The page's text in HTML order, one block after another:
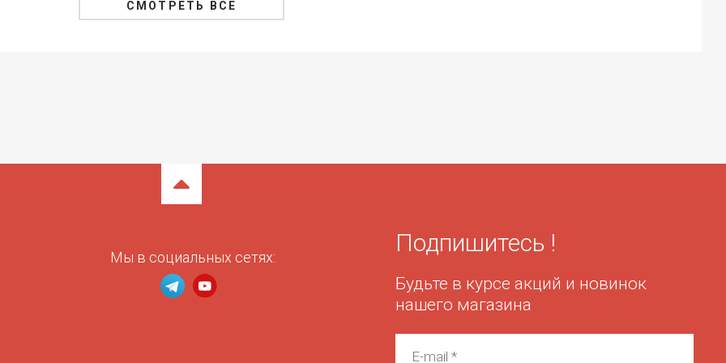
СМОТРЕТЬ ВСЕ
Подпишитесь !
Будьте в курсе акций и новинок
нашего магазина
Мы в социальных сетях: